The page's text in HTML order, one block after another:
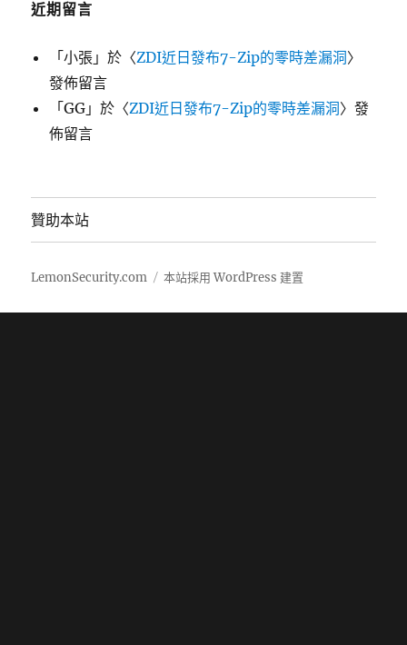
近期留言
「小張 」於〈ZDI近日發布7-Zip的零時差漏洞〉
發佈留言
「GG 」於〈ZDI近日發布7-Zip的零時差漏洞〉發
佈留言
贊助本站
LemonSecurity.com 本站採用 WordPress 建置